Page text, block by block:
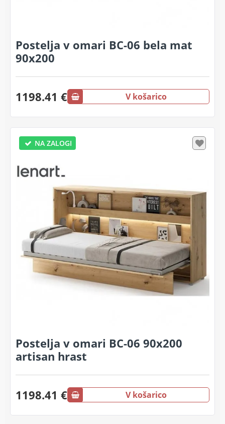
Postelja v omari BC-06 bela mat
90x200
1198.41 € V košarico
NA ZALOGI
Postelja v omari BC-06 90x200
artisan hrast
1198.41 € V košarico